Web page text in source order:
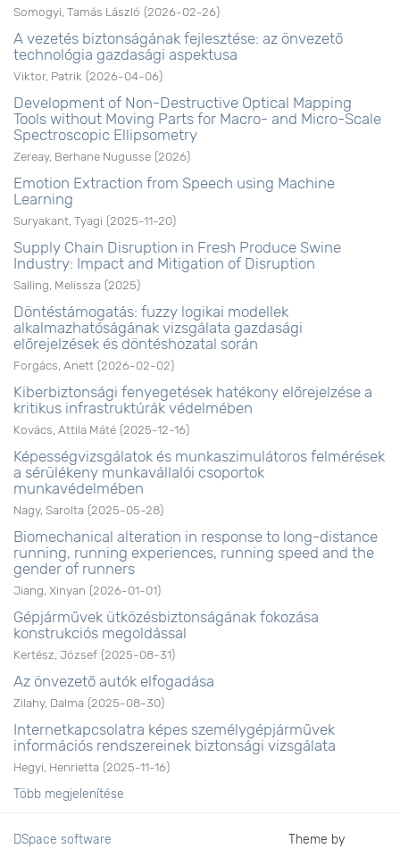
Somogyi, Tamás László (2026-02-26)
A vezetés biztonságának fejlesztése: az önvezető
technológia gazdasági aspektusa
Viktor, Patrik (2026-04-06)
Development of Non-Destructive Optical Mapping
Tools without Moving Parts for Macro- and Micro-Scale
Spectroscopic Ellipsometry
Zereay, Berhane Nugusse (2026)
Emotion Extraction from Speech using Machine
Learning
Suryakant, Tyagi (2025-11-20)
Supply Chain Disruption in Fresh Produce Swine
Industry: Impact and Mitigation of Disruption
Salling, Melissza (2025)
Döntéstámogatás: fuzzy logikai modellek
alkalmazhatóságának vizsgálata gazdasági
előrejelzések és döntéshozatal során
Forgács, Anett (2026-02-02)
Kiberbiztonsági fenyegetések hatékony előrejelzése a
kritikus infrastruktúrák védelmében
Kovács, Attila Máté (2025-12-16)
Képességvizsgálatok és munkaszimulátoros felmérések
a sérülékeny munkavállalói csoportok
munkavédelmében
Nagy, Sarolta (2025-05-28)
Biomechanical alteration in response to long-distance
running, running experiences, running speed and the
gender of runners
Jiang, Xinyan (2026-01-01)
Gépjárművek ütközésbiztonságának fokozása
konstrukciós megoldással
Kertész, József (2025-08-31)
Az önvezető autók elfogadása
Zilahy, Dalma (2025-08-30)
Internetkapcsolatra képes személygépjárművek
információs rendszereinek biztonsági vizsgálata
Hegyi, Henrietta (2025-11-16)
Több megjelenítése
DSpace software Theme by